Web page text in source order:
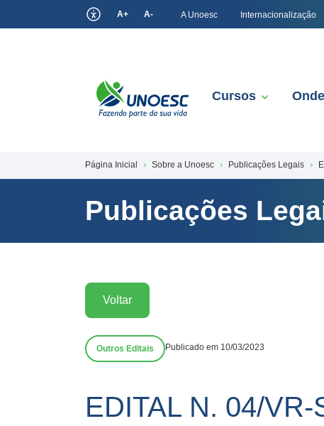
A+ A- A Unoesc Internacionalização
Cursos
Página Inicial Sobre a Unoesc Publicações Legais
Publicações
Voltar
Outros Editais Publicado em 10/03/2023
EDITAL N. 04/